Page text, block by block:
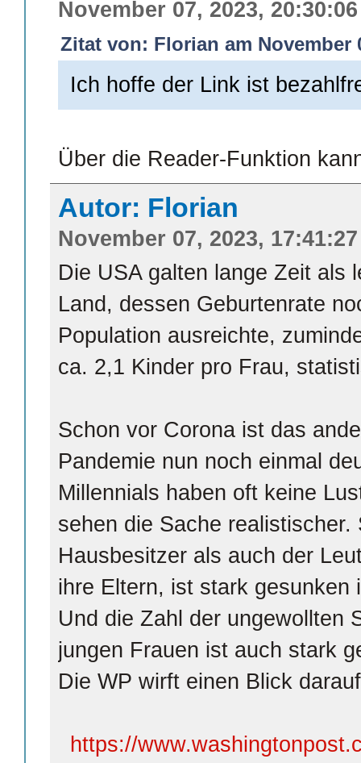
November 07, 2023, 20:30:06
Zitat von: Florian am November
Ich hoffe der Link ist
Über die Reader-Funktion
Autor: Florian
November 07, 2023, 17:41:27
Die USA galten lange Zeit als
Land, dessen Geburtenrate
Population ausreichte,
ca. 2,1 Kinder pro Frau,
Schon vor Corona ist das
Pandemie nun noch einmal
Millennials haben oft keine
sehen die Sache realistischer.
Hausbesitzer als auch der
ihre Eltern, ist stark gesunken
Und die Zahl der ungewollten
jungen Frauen ist auch stark
Die WP wirft einen Blick
https://